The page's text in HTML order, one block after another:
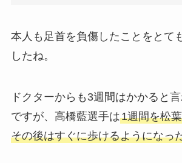
本人も足首を負傷したことをとて
したね。
ドクターからも3週間はかかると
ですが、高橋藍選手は1週間を松
その後はすぐに歩けるようになっ